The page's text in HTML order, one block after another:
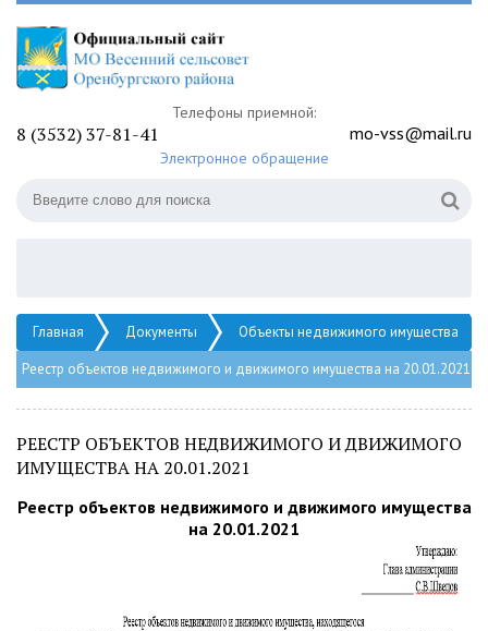
Телефоны приемной:
8 (3532) 37-81-41 mo-vss@mail.ru
Электронное обращение
Главная Документы
Объекты недвижимого имущества
Реестр объектов недвижимого и движимого имущества на 20.01.2021
РЕЕСТР ОБЪЕКТОВ НЕДВИЖИМОГО И ДВИЖИМОГО
ИМУЩЕСТВА НА 20.01.2021
Реестр объектов недвижимого и движимого имущества
на 20.01.2021